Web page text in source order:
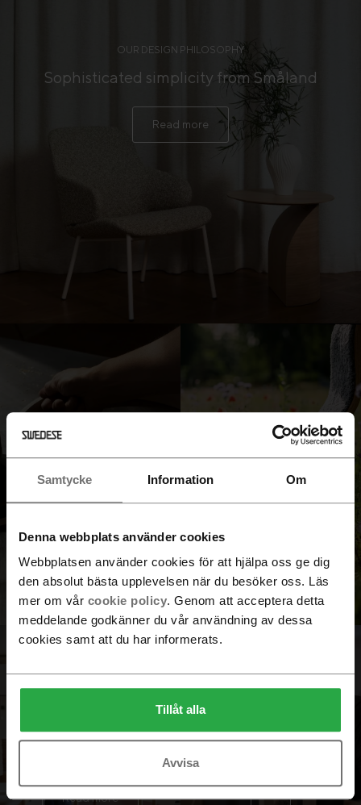
Samtycke Information Om
Denna webbplats använder cookies
Webbplatsen använder cookies för att hjälpa oss ge dig
den absolut bästa upplevelsen när du besöker oss. Läs
mer om vår cookie policy. Genom att acceptera detta
meddelande godkänner du vår användning av dessa
cookies samt att du har informerats.
Tillåt alla
Avvisa
SUSTAINABILITY WORK
It's in our nature
Read more
OUR DESIGN PHILOSOPHY
Sophisticated simplicity from Småland
Read more
Read more
WORK WITH US